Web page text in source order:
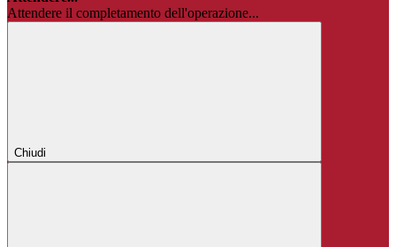
Attendere il completamento dell'operazione...
Chiudi